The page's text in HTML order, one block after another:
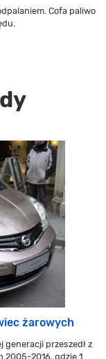
Cofa paliwo
żarowych
generacji przeszedł z
2005-2016, gdzie 1